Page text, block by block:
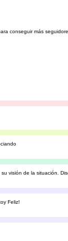
conseguir más
visión de la situación.
Feliz!